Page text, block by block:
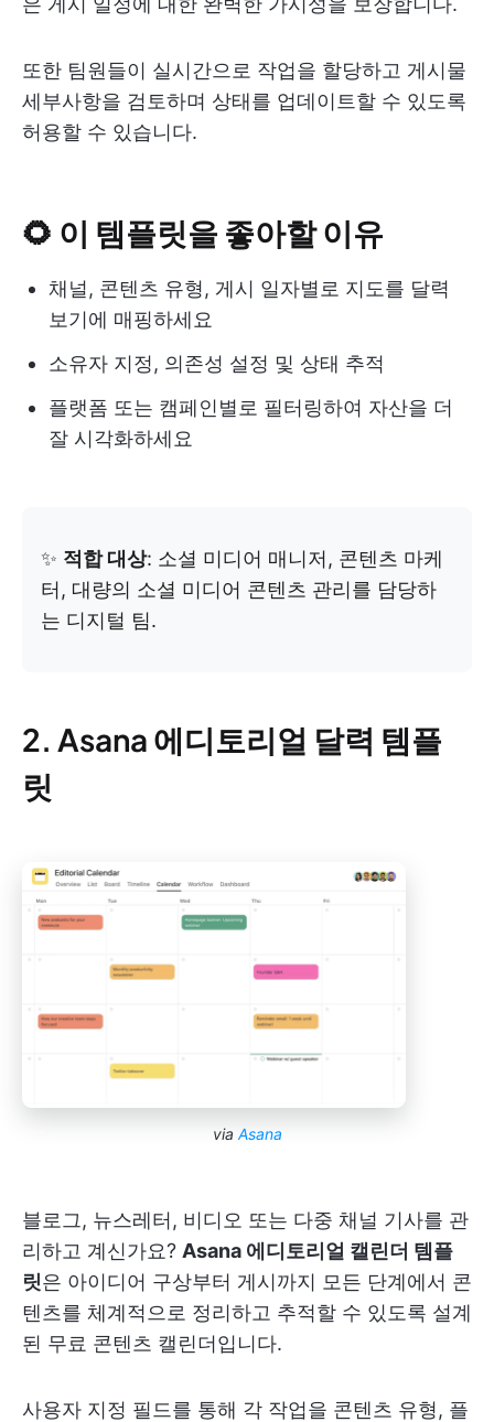
또한 팀원들이 실시간으로 작업을 할당하고 게시물
세부사항을 검토하며 상태를 업데이트할 수 있도록
허용할 수 있습니다.
🌻 이 템플릿을 좋아할 이유
채널, 콘텐츠 유형, 게시 일자별로 지도를 달력
보기에 매핑하세요
소유자 지정, 의존성 설정 및 상태 추적
플랫폼 또는 캠페인별로 필터링하여 자산을 더
잘 시각화하세요
✨ 적합 대상: 소셜 미디어 매니저, 콘텐츠 마케
터, 대량의 소셜 미디어 콘텐츠 관리를 담당하
는 디지털 팀.
2. Asana 에디토리얼 달력 템플
릿
via Asana
블로그, 뉴스레터, 비디오 또는 다중 채널 기사를 관
리하고 계신가요? Asana 에디토리얼 캘린더 템플
릿은 아이디어 구상부터 게시까지 모든 단계에서 콘
텐츠를 체계적으로 정리하고 추적할 수 있도록 설계
된 무료 콘텐츠 캘린더입니다.
사용자 지정 필드를 통해 각 작업을 콘텐츠 유형, 플